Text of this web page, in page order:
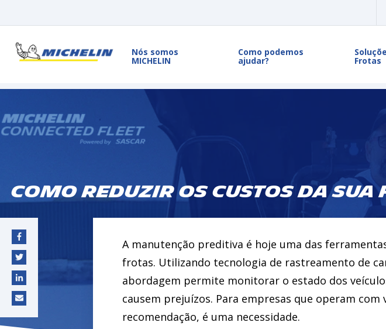
Nós somos
MICHELIN
Como podemos
ajudar? Frotas
Como Reduzir os Custos da
A manutenção preditiva é hoje uma das
frotas. Utilizando tecnologia de rastreamento de
abordagem permite monitorar o estado dos
causem prejuízos. Para empresas que operam
recomendação, é uma necessidade.